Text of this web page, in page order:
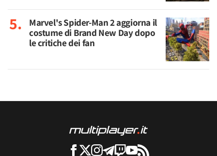
Marvel's Spider-Man 2 aggiorna il
costume di Brand New Day dopo
le critiche dei fan